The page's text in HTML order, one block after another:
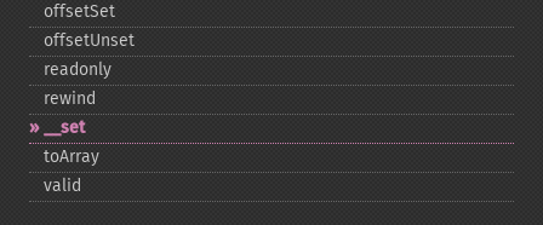
offsetSet
offsetUnset
readonly
rewind
_​_​set
toArray
valid